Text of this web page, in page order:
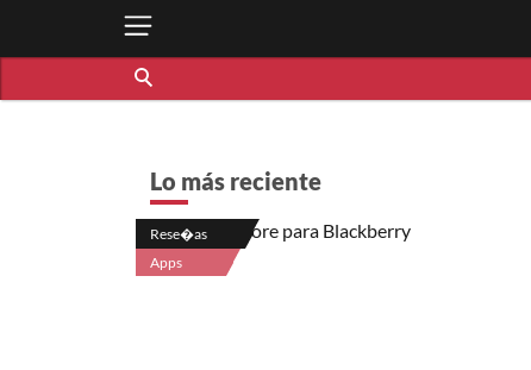
Lo más reciente
Rese�as
Apps